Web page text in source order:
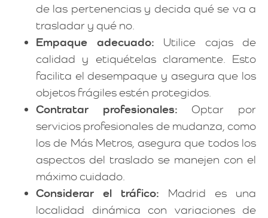
de las pertenencias y decida qué se va a
trasladar y qué no.
Empaque adecuado: Utilice cajas de
calidad y etiquételas claramente. Esto
facilita el desempaque y asegura que los
objetos frágiles estén protegidos.
Contratar profesionales: Optar por
servicios profesionales de mudanza, como
los de Más Metros, asegura que todos los
aspectos del traslado se manejen con el
máximo cuidado.
Considerar el tráfico: Madrid es una
localidad dinámica con variaciones de